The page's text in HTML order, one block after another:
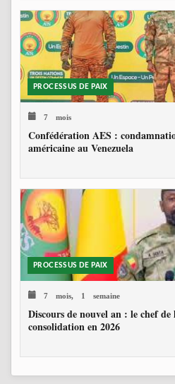
PROCESSUS DE PAIX
7 mois
Confédération AES :
américaine au Venezuela
PROCESSUS DE PAIX
7 mois, 1 semaine
Discours de nouvel an : le chef
consolidation en 2026